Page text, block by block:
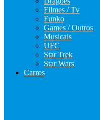
Filmes / Tv
Funko
Games / Outros
Musicais
UFC
Star Trek
Star Wars
Carros